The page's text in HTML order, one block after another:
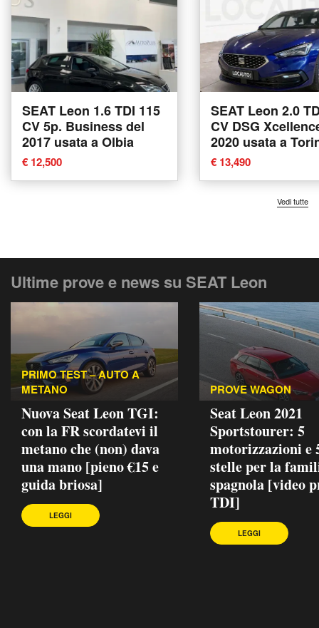
SEAT Leon 1.6 TDI 115
CV 5p. Business del
2017 usata a Olbia
€ 12,500
SEAT Leon 2.0
CV DSG
2020 usata a
€ 13,490
Vedi tutte
Ultime prove e news su SEAT Leon
PRIMO TEST – AUTO A
METANO
Nuova Seat Leon TGI:
con la FR scordatevi il
metano che (non) dava
una mano [pieno €15 e
guida briosa]
LEGGI
PROVE WAGON
Seat Leon 2021
Sportstourer: 5
motorizzazioni e
stelle per la
spagnola [video
TDI]
LEGGI